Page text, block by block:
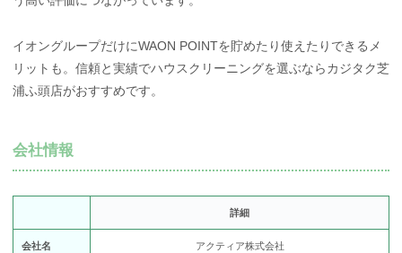
イオングループだけにWAON POINTを貯めたり使えたりできるメ
リットも。信頼と実績でハウスクリーニングを選ぶならカジタク芝
浦ふ頭店がおすすめです。
会社情報
詳細
会社名 アクティア株式会社